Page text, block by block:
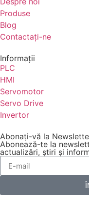
Produse
Blog
Contactaţi-ne
Informaţii
PLC
HMI
Servomotor
Servo Drive
Invertor
Abonați-vă la
Abonează-te la
actualizări, știri și